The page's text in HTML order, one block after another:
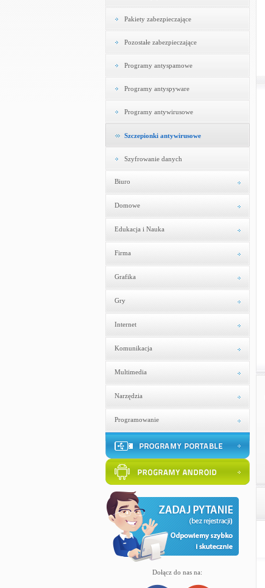
Pakiety zabezpieczające
Pozostałe zabezpieczające
Programy antyspamowe
Programy antyspyware
Programy antywirusowe
Szczepionki antywirusowe
Szyfrowanie danych
Biuro
Domowe
Edukacja i Nauka
Firma
Grafika
Gry
Internet
Komunikacja
Multimedia
Narzędzia
Programowanie
Dołącz do nas na: